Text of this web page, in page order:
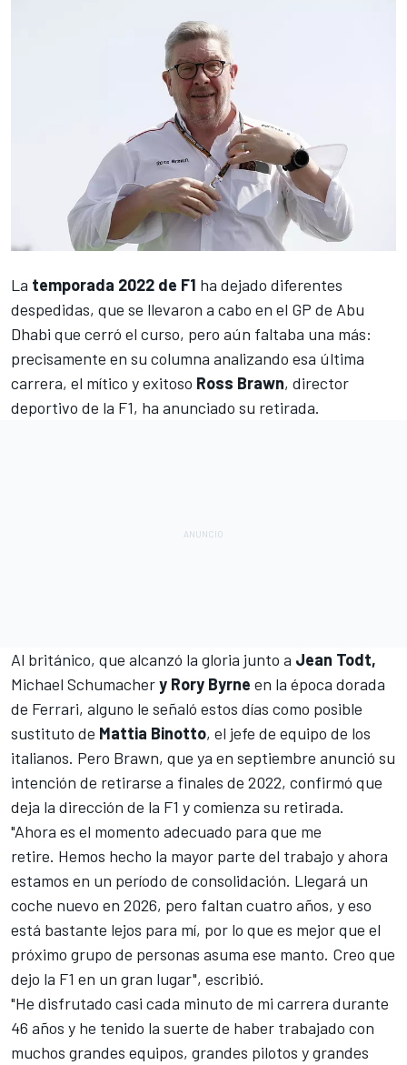
La temporada 2022 de F1 ha dejado diferentes
despedidas, que se llevaron a cabo en el GP de Abu
Dhabi que cerró el curso, pero aún faltaba una más:
precisamente en su columna analizando esa última
carrera, el mítico y exitoso Ross Brawn, director
deportivo de la F1, ha anunciado su retirada.
Al británico, que alcanzó la gloria junto a Jean Todt,
Michael Schumachery Rory Byrne en la época dorada
de Ferrari, alguno le señaló estos días como posible
sustituto de Mattia Binotto, el jefe de equipo de los
italianos. Pero Brawn, que ya en septiembre anunció su
intención de retirarse a finales de 2022, confirmó que
deja la dirección de la F1 y comienza su retirada.
"Ahora es el momento adecuado para que me
retire. Hemos hecho la mayor parte del trabajo y ahora
estamos en un período de consolidación. Llegará un
coche nuevo en 2026, pero faltan cuatro años, y eso
está bastante lejos para mí, por lo que es mejor que el
próximo grupo de personas asuma ese manto. Creo que
dejo la F1 en un gran lugar", escribió.
"He disfrutado casi cada minuto de mi carrera durante
46 años y he tenido la suerte de haber trabajado con
muchos grandes equipos, grandes pilotos y grandes